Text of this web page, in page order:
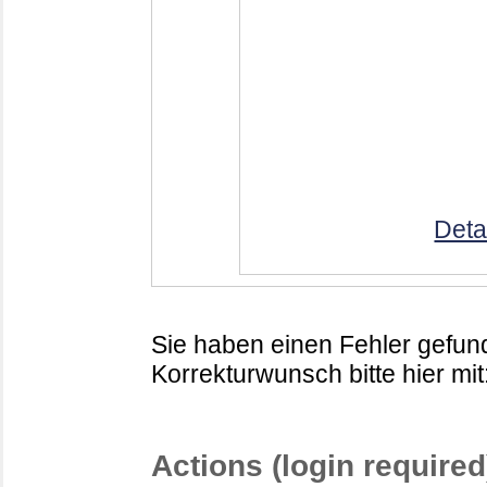
Sie haben einen Fehler
Korrekturwunsch bitte hier
Actions (login